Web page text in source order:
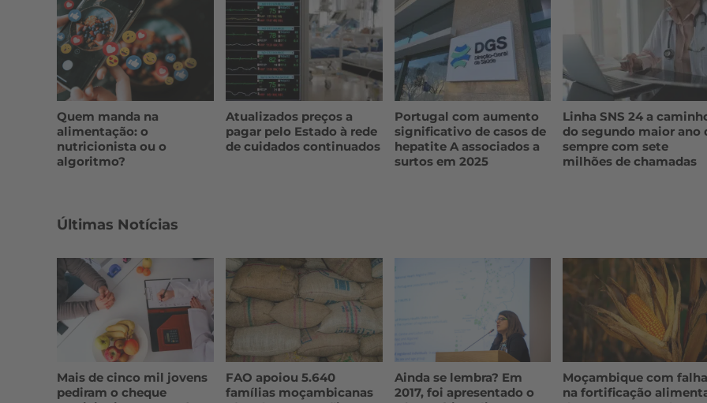
Quem manda na
alimentação: o
nutricionista ou o
algoritmo?
Atualizados preços a
pagar pelo Estado à rede
de cuidados continuados
Portugal com aumento
significativo de casos de
hepatite A associados a
surtos em 2025
Linha SNS 24 a
do segundo maior ano
sempre com sete
milhões de chamadas
Últimas Notícias
Mais de cinco mil jovens
pediram o cheque
FAO apoiou 5.640
famílias moçambicanas
Ainda se lembra? Em
2017, foi apresentado o
Moçambique com
na fortificação